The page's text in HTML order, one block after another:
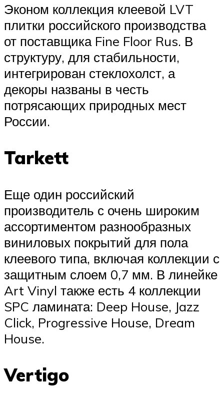
Эконом коллекция клеевой LVT
плитки российского производства
от поставщика Fine Floor Rus. В
структуру, для стабильности,
интегрирован стеклохолст, а
декоры названы в честь
потрясающих природных мест
России.
Tarkett
Еще один российский
производитель с очень широким
ассортиментом разнообразных
виниловых покрытий для пола
клеевого типа, включая коллекции с
защитным слоем 0,7 мм. В линейке
Art Vinyl также есть 4 коллекции
SPC ламината: Deep House, Jazz
Click, Progressive House, Dream
House.
Vertigo